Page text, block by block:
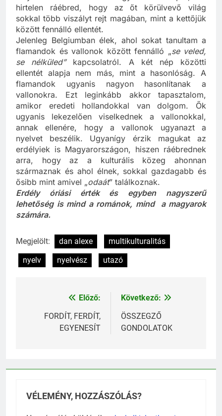
helyzetben vannak: akár egy civakodó pár, aki
hirtelen ráébred, hogy az őt körülvevő világ
sokkal több viszályt rejt magában, mint a kettőjük
között fennálló ellentét.
Jelenleg Belgiumban élek, ahol sokat tanultam a
flamandok és vallonok között fennálló „se veled,
se nélküled”kapcsolatról. A két nép közötti
ellentét alapja nem más, mint a hasonlóság. A
flamandok ugyanis nagyon hasonlítanak a
vallonokra. Ezt leginkább akkor tapasztalom,
amikor eredeti hollandokkal van dolgom. Ők
ugyanis lekezelően viselkednek a vallonokkal,
annak ellenére, hogy a vallonok ugyanazt a
nyelvet beszélik. Ugyanígy érzik magukat az
erdélyiek is Magyarországon, hiszen ráébrednek
arra, hogy az a kulturális közeg ahonnan
származnak és ahol élnek, sokkal gazdagabb és
ősibb mint amivel „odaát ” találkoznak.
Erdély óriási érték és egyben nagyszerű
lehetőség is mind a románok, mind a magyarok
dan alexe
multikulturalitás
nyelv
nyelvész utazó
Bejegyzés
navigáció
FORDÍT, FERDÍT,
ÖSSZEGZŐ